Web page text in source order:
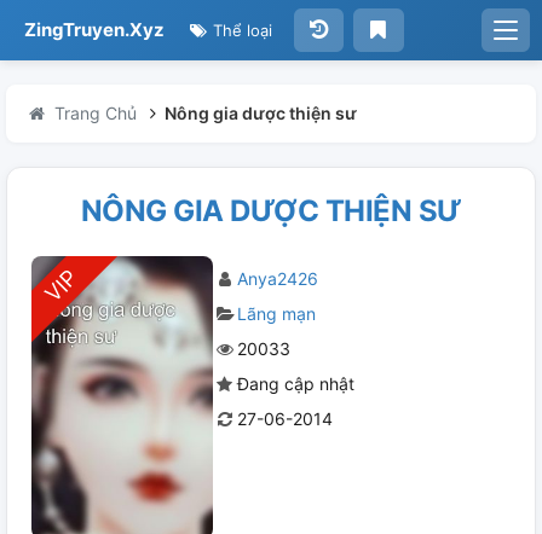
ZingTruyen.Xyz Thể loại
Trang Chủ Nông gia dược thiện sư
NÔNG GIA DƯỢC THIỆN SƯ
Anya2426
Lãng mạn
20033
Đang cập nhật
27-06-2014